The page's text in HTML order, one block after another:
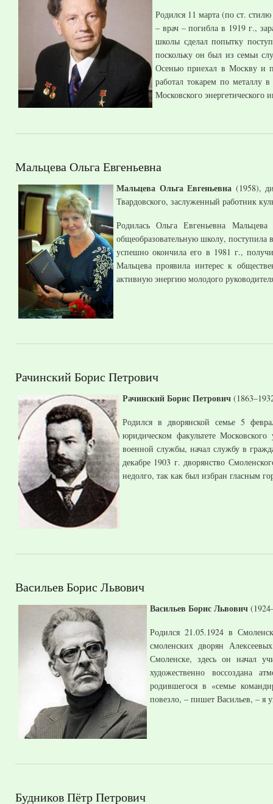
Родился 11 марта (по ст.
– врач – погибла в 1919 г.,
школы сделал попытку
поскольку он был из семьи
Осенью приехал в Москву и
работал токарем по металлу
Московского
Мальцева Ольга Евгеньевна
Мальцева Ольга Евгеньевна (1958),
Твардовского, заслуженный работник
Родилась Ольга Евгеньевна
общеобразовательную школу,
успешно окончила его в 1981 г.,
Мальцева проявила интерес к
активную энергию молодого
Рачинский Борис Петрович
Рачинский Борис Петрович
Родился в дворянской семье 5
юридическом факультете
военной службы, начал службу в
декабре 1903 г. дворянство
недолго, так как был избран гласным
Васильев Борис Львович
Васильев Борис Львович
Родился 21.05.1924 в
смоленских дворян
Смоленске, здесь он начал
художественно воссоздана
родившегося в «семье
повезло, – пишет Васильев, – я
Будников Пётр Петрович